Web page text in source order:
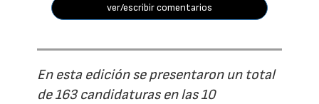
ver/escribir comentarios
En esta edición se presentaron un total
de 163 candidaturas en las 10